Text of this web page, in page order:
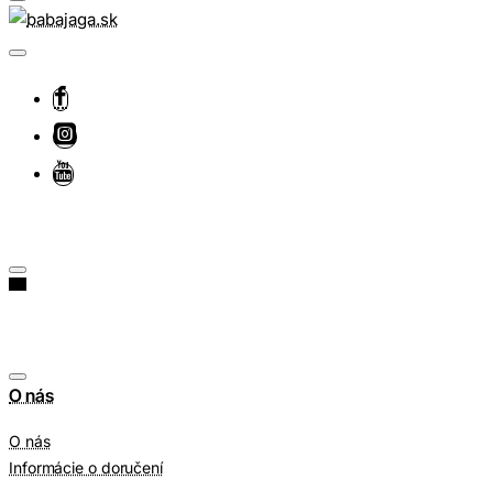
O nás
O nás
Informácie o doručení